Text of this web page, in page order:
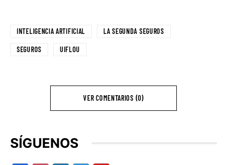
INTELIGENCIA ARTIFICIAL LA SEGUNDA SEGUROS
SEGUROS UIFLOU
VER COMENTARIOS (0)
SÍGUENOS